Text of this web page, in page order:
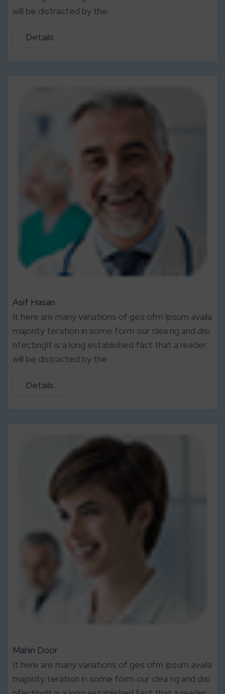
will be distracted by the
Details
Asif Hasan
It here are many variations of ges ofm Ipsum availa
majority teration in some form our clea ng and disi
nfectingIt is a long established fact that a reader
will be distracted by the
Details
Mahin Door
It here are many variations of ges ofm Ipsum availa
majority teration in some form our clea ng and disi